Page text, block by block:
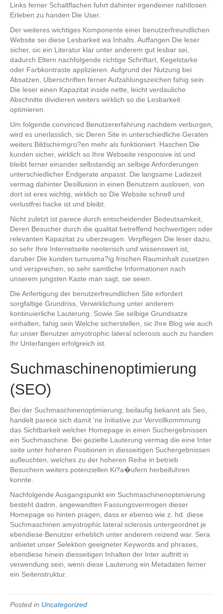
Links ferner Schaltflachen fuhrt dahinter irgendeiner nahtlosen
Erleben zu handen Die User.
Der weiteres wichtiges Komponente einer benutzerfreundlichen
Website sei diese Lesbarkeit wa Inhalts. Auffangen Die leser
sicher, sic ein Literatur klar unter anderem gut lesbar sei,
dadurch Eltern nachfolgende richtige Schriftart, Kegelstarke
oder Farbkontraste applizieren. Aufgrund der Nutzung bei
Absatzen, Uberschriften ferner Aufzahlungszeichen fahig sein
Die leser einen Kapazitat inside nette, leicht verdauliche
Abschnitte dividieren weiters wirklich so die Lesbarkeit
optimieren.
Um folgende convinced Benutzererfahrung nachdem verburgen,
wird es unerlasslich, sic Deren Site in unterschiedliche Geraten
weiters Bildschirmgro?en mehr als funktioniert. Haschen Die
kunden sicher, wirklich so Ihre Webseite responsive ist und
bleibt ferner einander selbstandig an selbige Anforderungen
unterschiedlicher Endgerate anpasst. Die langsame Ladezeit
vermag dahinter Desillusion in einen Benutzern auslosen, von
dort ist eres wichtig, wirklich so Die Website schnell und
verlustfrei hacke ist und bleibt.
Nicht zuletzt ist parece durch entscheidender Bedeutsamkeit,
Deren Besucher durch die qualitat betreffend hochwertigen oder
relevanten Kapazitat zu uberzeugen. Verpflegen Die leser dazu,
so sehr Ihre Internetseite neoterisch und wissenswert ist,
daruber Die kunden turnusma?ig frischen Rauminhalt zusetzen
und versprechen, so sehr samtliche Informationen nach
unserem jungsten Kaste man sagt, sie seien.
Die Anfertigung der benutzerfreundlichen Site erfordert
sorgfaltige Grundriss, Verwirklichung unter anderem
kontinuierliche Lauterung. Sowie Sie selbige Grundsatze
einhalten, fahig sein Welche sicherstellen, sic Ihre Blog wie auch
fur unser Benutzer amyotrophic lateral sclerosis auch zu handen
Ihr Unterfangen erfolgreich ist.
Suchmaschinenoptimierung
(SEO)
Bei der Suchmaschinenoptimierung, beilaufig bekannt als Seo,
handelt parece sich damit ‘ne Initiative zur Vervollkommnung
das Sichtbarkeit welcher Homepage in einen Suchergebnissen
ein Suchmaschine. Bei gezielte Lauterung vermag die eine Inter
seite unter hoheren Positionen in diesseitigen Suchergebnissen
aufleuchten, welches zu der hoheren Reihe in betrieb
Besuchern weiters potenziellen Ki?a�ufern herbeifuhren
konnte.
Nachfolgende Ausgangspunkt ein Suchmaschinenoptimierung
besteht dadrin, angewandten Fassungsvermogen dieser
Homepage so hinten pragen, dass er ebenso wie z. hd. diese
Suchmaschinen amyotrophic lateral sclerosis untergeordnet je
ebendiese Benutzer erheblich unter anderem reizend war. Sera
anbietet unser Selektion geeigneter Keywords and phrases,
ebendiese hinein diesseitigen Inhalten der Inter auftritt in
verwendung sein, wenn diese Lauterung ein Metadaten ferner
ein Seitenstruktur.
Posted in Uncategorized